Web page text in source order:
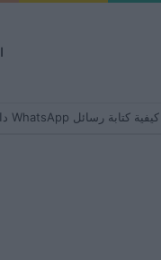
كيفية كتابة رسائل WhatsApp دائمًا بأحرف صغيرة – من البداية إلى النهاية